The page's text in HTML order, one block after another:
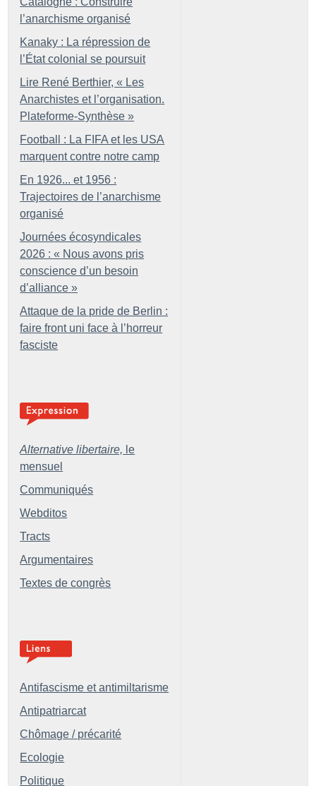
l’anarchisme organisé
Kanaky : La répression de
l’État colonial se poursuit
Lire René Berthier, « Les
Anarchistes et l’organisation.
Plateforme-Synthèse »
Football : La FIFA et les USA
marquent contre notre camp
En 1926... et 1956 :
Trajectoires de l’anarchisme
organisé
Journées écosyndicales
2026 : « Nous avons pris
conscience d’un besoin
d’alliance »
Attaque de la pride de Berlin :
faire front uni face à l’horreur
fasciste
Alternative libertaire, le
mensuel
Communiqués
Webditos
Tracts
Argumentaires
Textes de congrès
Antifascisme et antimiltarisme
Antipatriarcat
Chômage / précarité
Ecologie
Politique